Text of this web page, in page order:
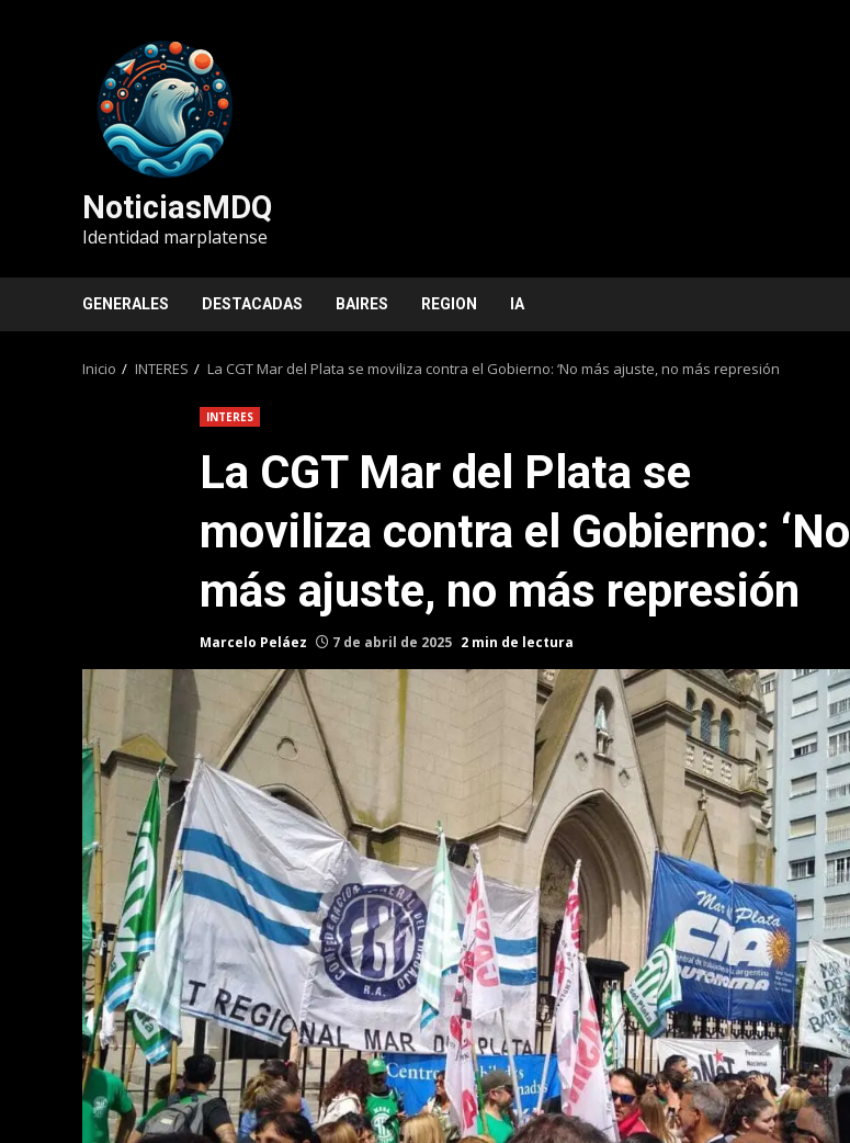
NoticiasMDQ
Identidad marplatense
GENERALES DESTACADAS BAIRES REGION IA
Inicio INTERES La CGT Mar del Plata se moviliza contra el Gobierno: ‘No más ajuste, no más represión
INTERES
La CGT Mar del Plata se
moviliza contra el Gobierno: ‘No
más ajuste, no más represión
Marcelo Peláez 7 de abril de 2025 2 min de lectura